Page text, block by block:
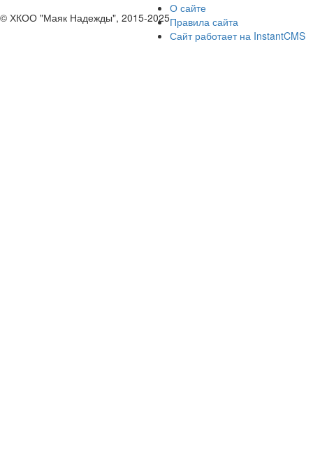
© ХКОО "Маяк Надежды", 2015-2025
О сайте
Правила сайта
Сайт работает на InstantCMS